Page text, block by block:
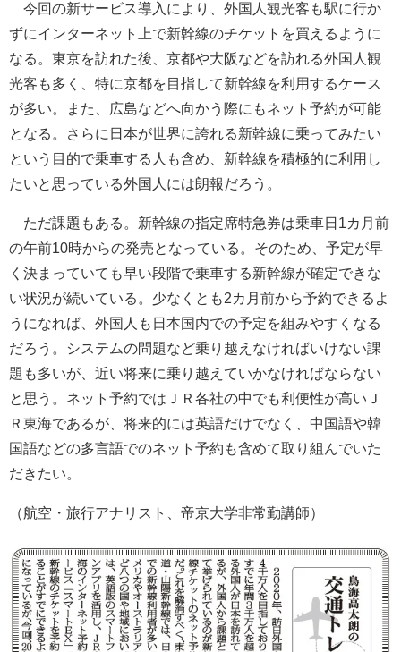
今回の新サービス導入により、外国人観光客も駅に行か
ずにインターネット上で新幹線のチケットを買えるように
なる。東京を訪れた後、京都や大阪などを訪れる外国人観
光客も多く、特に京都を目指して新幹線を利用するケース
が多い。また、広島などへ向かう際にもネット予約が可能
となる。さらに日本が世界に誇れる新幹線に乗ってみたい
という目的で乗車する人も含め、新幹線を積極的に利用し
たいと思っている外国人には朗報だろう。
ただ課題もある。新幹線の指定席特急券は乗車日1カ月前
の午前10時からの発売となっている。そのため、予定が早
く決まっていても早い段階で乗車する新幹線が確定できな
い状況が続いている。少なくとも2カ月前から予約できるよ
うになれば、外国人も日本国内での予定を組みやすくなる
だろう。システムの問題など乗り越えなければいけない課
題も多いが、近い将来に乗り越えていかなければならない
と思う。ネット予約ではＪＲ各社の中でも利便性が高いＪ
Ｒ東海であるが、将来的には英語だけでなく、中国語や韓
国語などの多言語でのネット予約も含めて取り組んでいた
だきたい。
（航空・旅行アナリスト、帝京大学非常勤講師）